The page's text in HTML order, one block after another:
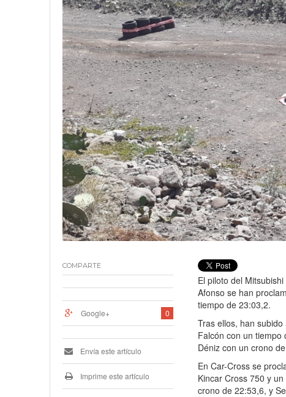
Nicolás 18 junio, 2023
El piloto del
Afonso se han
tiempo de 23:03,2.
Tras ellos, han
Falcón con un tiempo
Déniz con un crono
En Car-Cross se
Kincar Cross 750 y
crono de 22:53,6, y
COMPARTE
0
Google+
Envía este artículo
Imprime este artículo